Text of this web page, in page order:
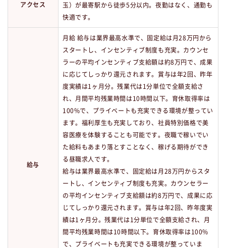
アクセス
玉）が最寄駅から徒歩5分以内。夜勤はなく、通勤も
快適です。
給与
月給 給与は業界最高水準で、固定給は月28万円から
スタートし、インセンティブ制度も充実。カウンセ
ラーの平均インセンティブ支給額は約8万円で、成果
に応じてしっかり還元されます。賞与は年2回、昨年
度実績は1ヶ月分。残業代は1分単位で全額支給さ
れ、月間平均残業時間は10時間以下。育休取得率は
100%で、プライベートも充実できる環境が整ってい
ます。福利厚生も充実しており、社員特別価格で美
容医療を体験することも可能です。夜職で稼いでい
た給料もあまり落とすことなく、稼げる期待ができ
る昼職求人です。
給与は業界最高水準で、固定給は月28万円からスタ
ートし、インセンティブ制度も充実。カウンセラー
の平均インセンティブ支給額は約8万円で、成果に応
じてしっかり還元されます。賞与は年2回、昨年度実
績は1ヶ月分。残業代は1分単位で全額支給され、月
間平均残業時間は10時間以下。育休取得率は100%
で、プライベートも充実できる環境が整っていま